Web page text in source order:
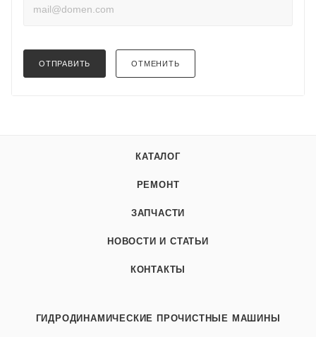
ОТПРАВИТЬ ОТМЕНИТЬ
КАТАЛОГ
РЕМОНТ
ЗАПЧАСТИ
НОВОСТИ И СТАТЬИ
КОНТАКТЫ
ГИДРОДИНАМИЧЕСКИЕ ПРОЧИСТНЫЕ МАШИНЫ